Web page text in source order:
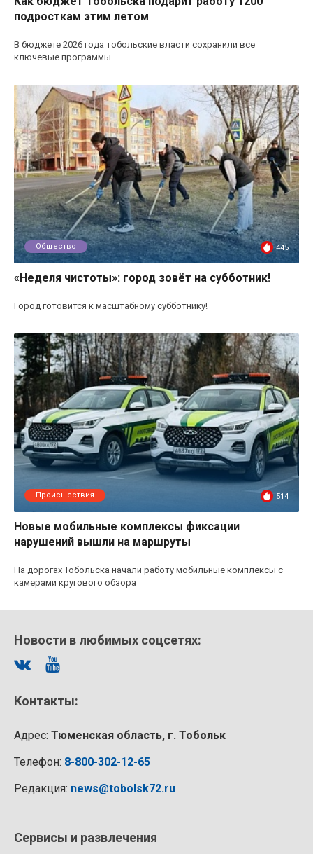
подросткам этим летом
В бюджете 2026 года тобольские власти сохранили все
ключевые программы
Общество 445
«Неделя чистоты»: город зовёт на субботник!
Город готовится к масштабному субботнику!
Происшествия 514
Новые мобильные комплексы фиксации
нарушений вышли на маршруты
На дорогах Тобольска начали работу мобильные комплексы с
камерами кругового обзора
Новости в любимых соцсетях:
Контакты:
Адрес: Тюменская область, г. Тобольк
Телефон: 8-800-302-12-65
Редакция: news@tobolsk72.ru
Сервисы и развлечения